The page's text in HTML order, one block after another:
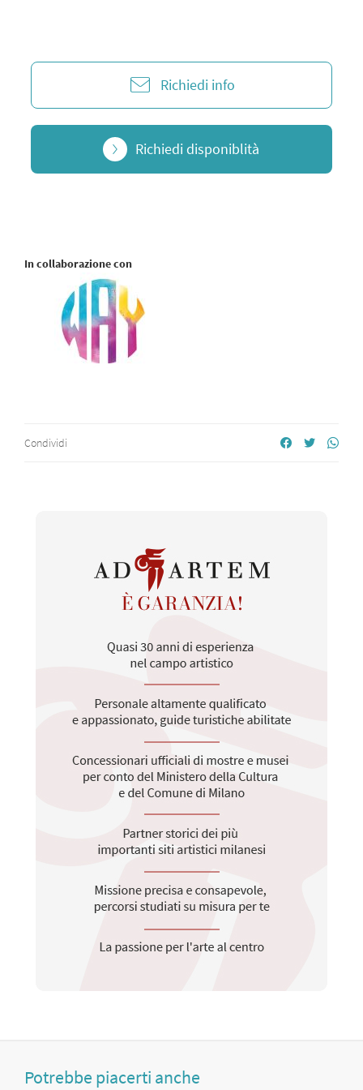
Richiedi info
Richiedi disponiblità
In collaborazione con
Condividi
Potrebbe piacerti anche